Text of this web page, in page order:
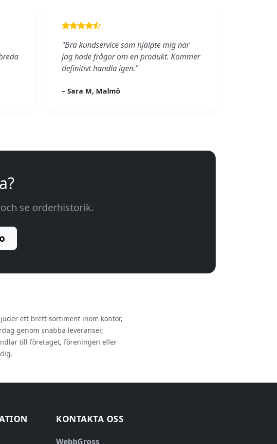
"Bra kundservice som hjälpte mig när
jag hade frågor om en produkt. Kommer
definitivt handla igen."
– Sara M, Malmö
se orderhistorik.
ett brett sortiment inom kontor,
genom snabba leveranser,
till företaget, föreningen eller
KONTAKTA OSS
WebbGross